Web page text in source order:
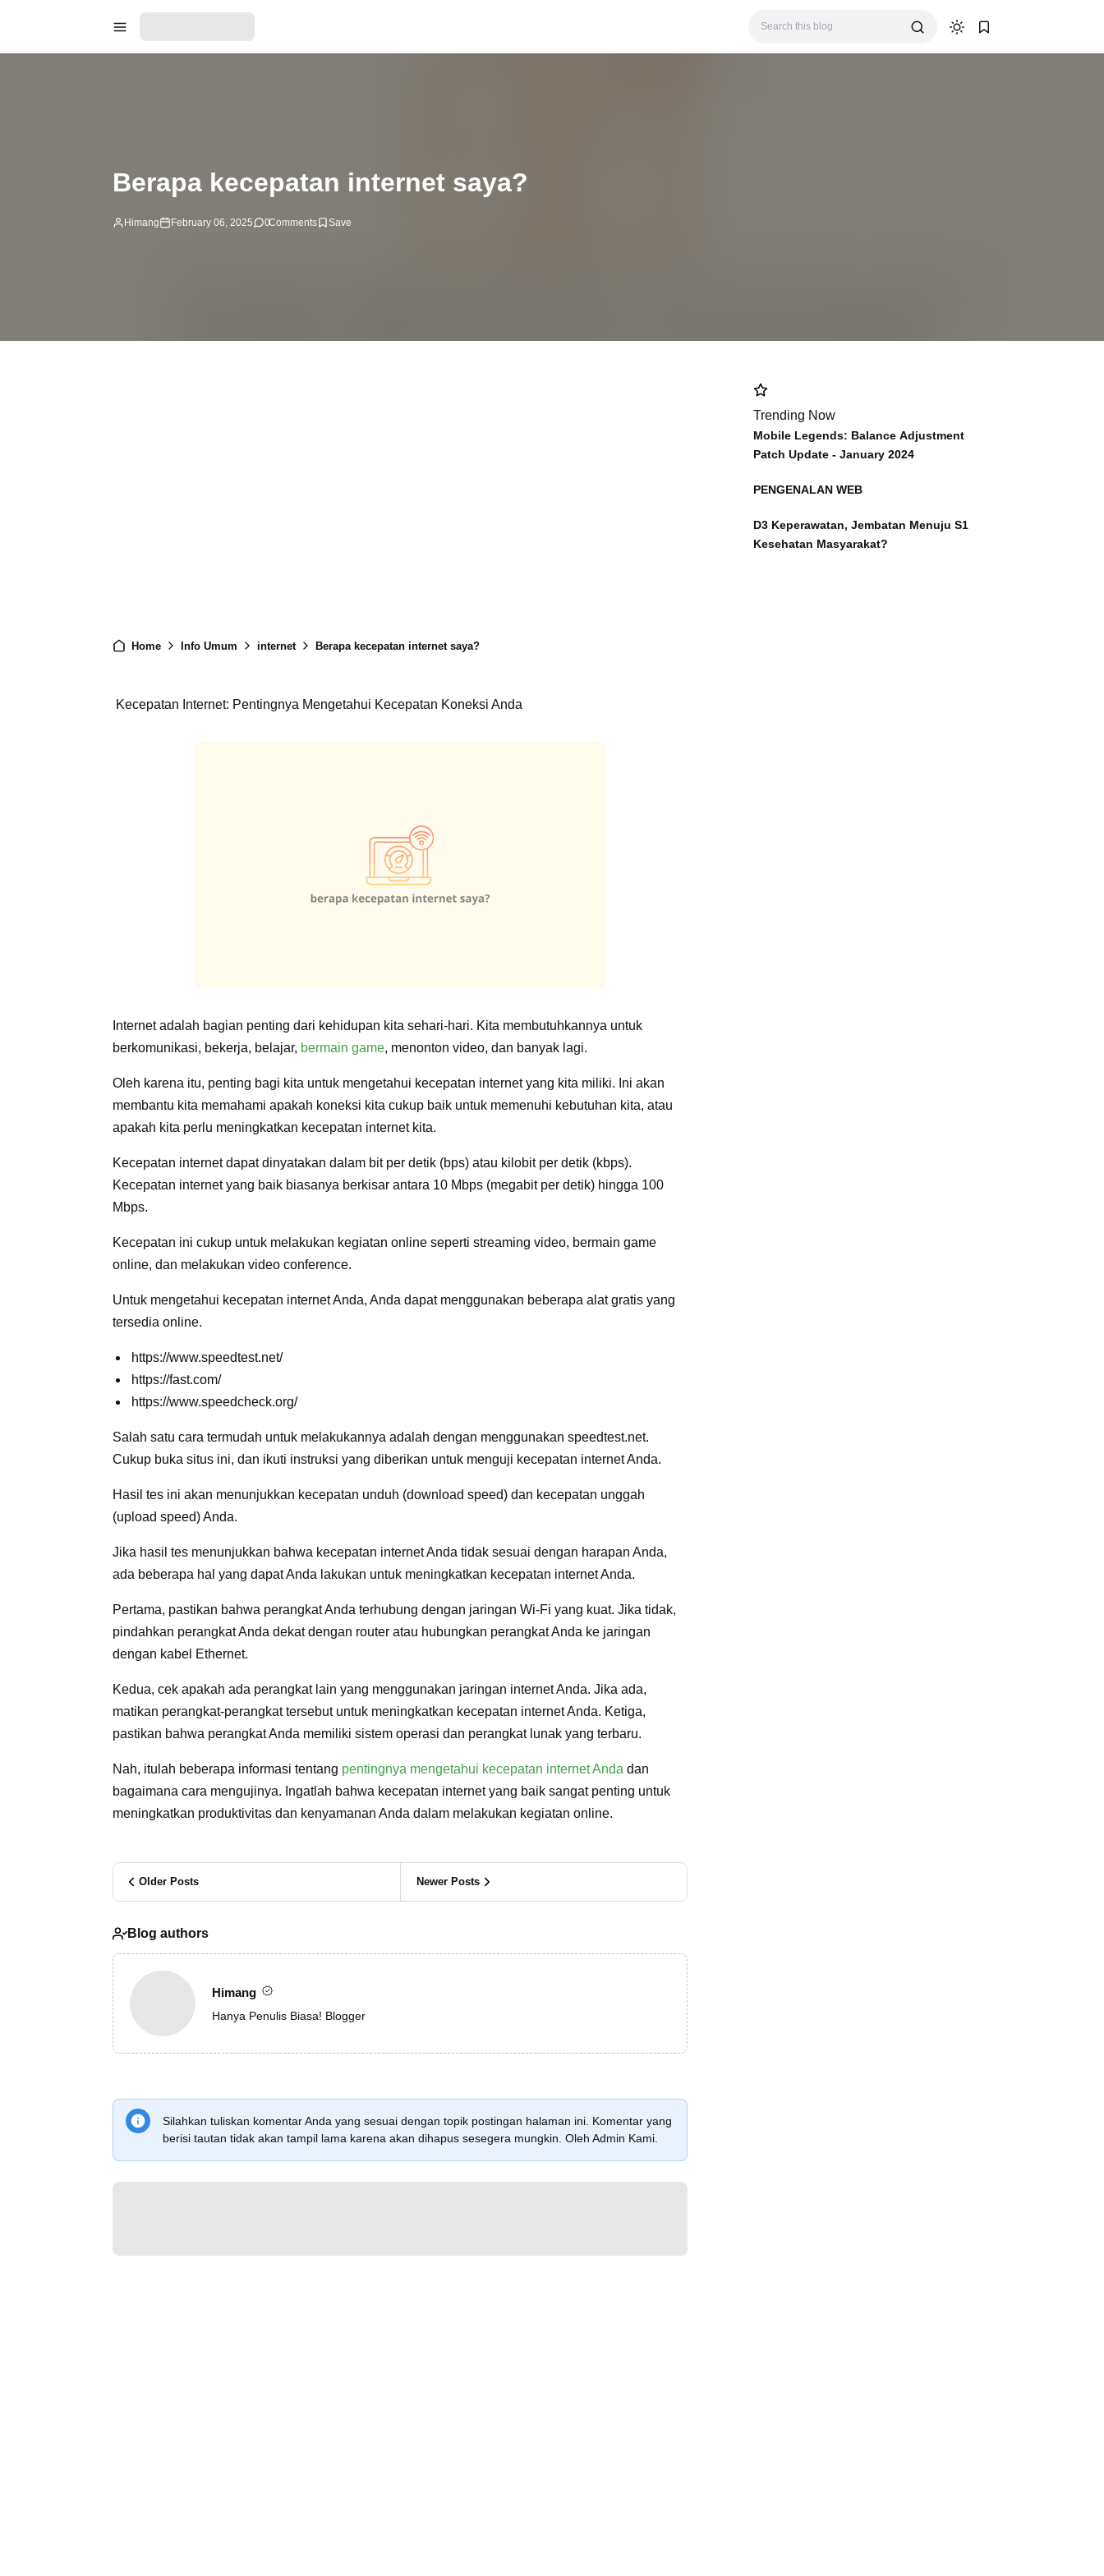
Berapa kecepatan internet saya?
Himang February 06, 2025 0Comments
Home Info Umum internet Berapa kecepatan internet saya?
Kecepatan Internet: Pentingnya Mengetahui Kecepatan Koneksi Anda
Internet adalah bagian penting dari kehidupan kita sehari-hari. Kita membutuhkannya untuk
berkomunikasi, bekerja, belajar, bermain game, menonton video, dan banyak lagi.
Oleh karena itu, penting bagi kita untuk mengetahui kecepatan internet yang kita miliki. Ini akan
membantu kita memahami apakah koneksi kita cukup baik untuk memenuhi kebutuhan kita, atau
apakah kita perlu meningkatkan kecepatan internet kita.
Kecepatan internet dapat dinyatakan dalam bit per detik (bps) atau kilobit per detik (kbps).
Kecepatan internet yang baik biasanya berkisar antara 10 Mbps (megabit per detik) hingga 100
Mbps.
Kecepatan ini cukup untuk melakukan kegiatan online seperti streaming video, bermain game
online, dan melakukan video conference.
Untuk mengetahui kecepatan internet Anda, Anda dapat menggunakan beberapa alat gratis yang
tersedia online.
https://www.speedtest.net/
https://fast.com/
https://www.speedcheck.org/
Salah satu cara termudah untuk melakukannya adalah dengan menggunakan speedtest.net.
Cukup buka situs ini, dan ikuti instruksi yang diberikan untuk menguji kecepatan internet Anda.
Hasil tes ini akan menunjukkan kecepatan unduh (download speed) dan kecepatan unggah
(upload speed) Anda.
Jika hasil tes menunjukkan bahwa kecepatan internet Anda tidak sesuai dengan harapan Anda,
ada beberapa hal yang dapat Anda lakukan untuk meningkatkan kecepatan internet Anda.
Pertama, pastikan bahwa perangkat Anda terhubung dengan jaringan Wi-Fi yang kuat. Jika tidak,
pindahkan perangkat Anda dekat dengan router atau hubungkan perangkat Anda ke jaringan
dengan kabel Ethernet.
Kedua, cek apakah ada perangkat lain yang menggunakan jaringan internet Anda. Jika ada,
matikan perangkat-perangkat tersebut untuk meningkatkan kecepatan internet Anda. Ketiga,
pastikan bahwa perangkat Anda memiliki sistem operasi dan perangkat lunak yang terbaru.
Nah, itulah beberapa informasi tentang pentingnya mengetahui kecepatan internet Anda dan
bagaimana cara mengujinya. Ingatlah bahwa kecepatan internet yang baik sangat penting untuk
meningkatkan produktivitas dan kenyamanan Anda dalam melakukan kegiatan online.
Older Posts Newer Posts
Blog authors
Himang
Hanya Penulis Biasa! Blogger
Silahkan tuliskan komentar Anda yang sesuai dengan topik postingan halaman ini. Komentar yang
berisi tautan tidak akan tampil lama karena akan dihapus sesegera mungkin. Oleh Admin Kami.
Trending Now
Mobile Legends: Balance Adjustment
Patch Update - January 2024
PENGENALAN WEB
D3 Keperawatan, Jembatan Menuju S1
Kesehatan Masyarakat?